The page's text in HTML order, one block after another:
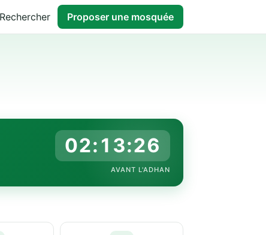
Rechercher Proposer une mosquée
02:13:25
AVANT L'ADHAN